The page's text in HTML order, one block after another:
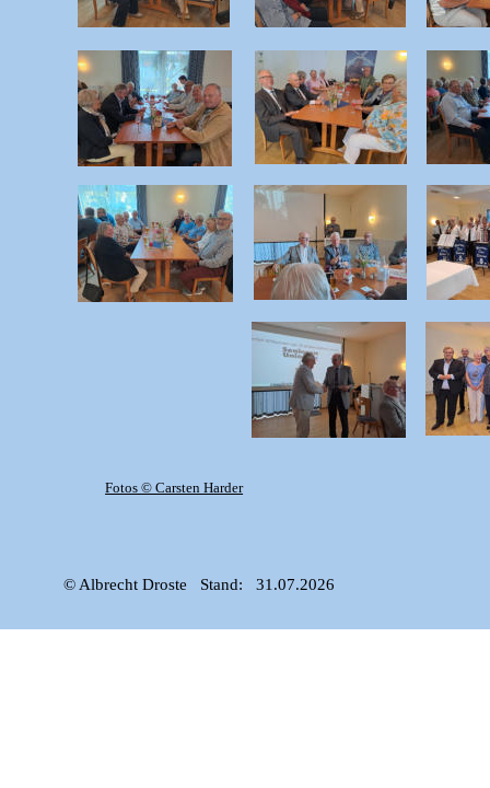
© Albrecht Droste   Stand:   31.07.2026
Fotos © Carsten Harder